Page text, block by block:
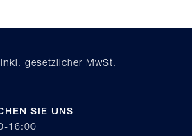
gesetzlicher MwSt.
SIE UNS
16:00